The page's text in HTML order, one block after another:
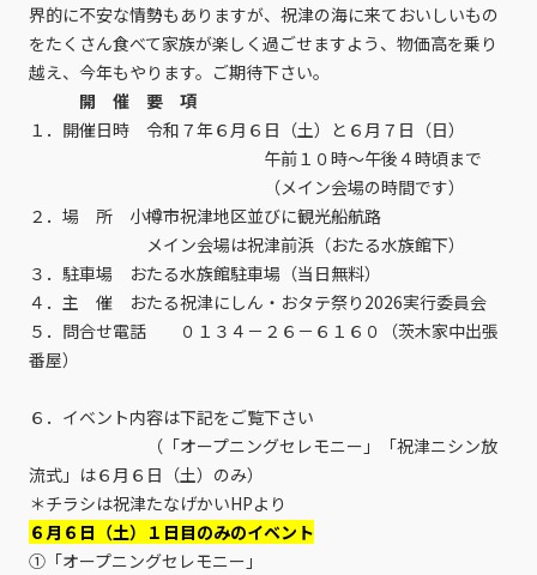
界的に不安な情勢もありますが、祝津の海に来ておいしいもの
をたくさん食べて家族が楽しく過ごせますよう、物価高を乗り
越え、今年もやります。ご期待下さい。
開 催 要 項
１．開催日時 令和７年６月６日（土）と６月７日（日）
午前１０時～午後４時頃まで
（メイン会場の時間です）
２．場 所 小樽市祝津地区並びに観光船航路
メイン会場は祝津前浜（おたる水族館下）
３．駐車場 おたる水族館駐車場（当日無料）
４．主 催 おたる祝津にしん・おタテ祭り2026実行委員会
５．問合せ電話 ０１３４－２６－６１６０（茨木家中出張
番屋）
６．イベント内容は下記をご覧下さい
（「オープニングセレモニー」「祝津ニシン放
流式」は６月６日（土）のみ）
＊チラシは祝津たなげかいHPより
６月６日（土）１日目のみのイベント
①「オープニングセレモニー」